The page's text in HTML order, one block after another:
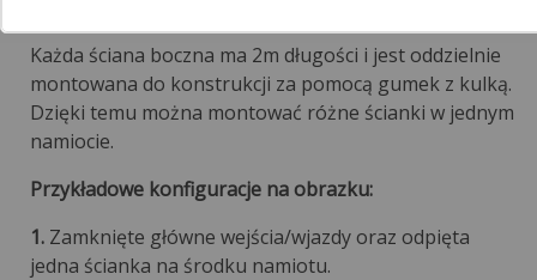
Każda ściana boczna ma 2m długości i jest oddzielnie
montowana do konstrukcji za pomocą gumek z kulką.
Dzięki temu można montować różne ścianki w jednym
namiocie.
Przykładowe konfiguracje na obrazku:
1. Zamknięte główne wejścia/wjazdy oraz odpięta
jedna ścianka na środku namiotu.